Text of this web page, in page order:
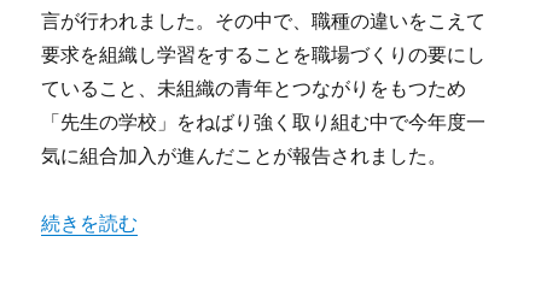
言が行われました。その中で、職種の違いをこえて
要求を組織し学習をすることを職場づくりの要にし
ていること、未組織の青年とつながりをもつため
「先生の学校」をねばり強く取り組む中で今年度一
気に組合加入が進んだことが報告されました。
“組合の強化・拡大をいまこそ・・・京教組 全分会・専
続きを読む